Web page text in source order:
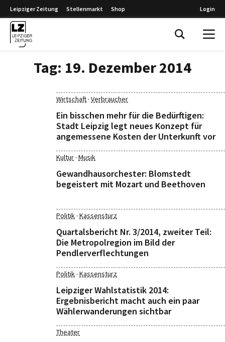
Leipziger Zeitung Stellenmarkt Shop Login
Tag: 19. Dezember 2014
Wirtschaft· Verbraucher
Ein bisschen mehr für die Bedürftigen:
Stadt Leipzig legt neues Konzept für
angemessene Kosten der Unterkunft vor
Kultur· Musik
Gewandhausorchester: Blomstedt
begeistert mit Mozart und Beethoven
Politik· Kassensturz
Quartalsbericht Nr. 3/2014, zweiter Teil:
Die Metropolregion im Bild der
Pendlerverflechtungen
Politik· Kassensturz
Leipziger Wahlstatistik 2014:
Ergebnisbericht macht auch ein paar
Wählerwanderungen sichtbar
Theater